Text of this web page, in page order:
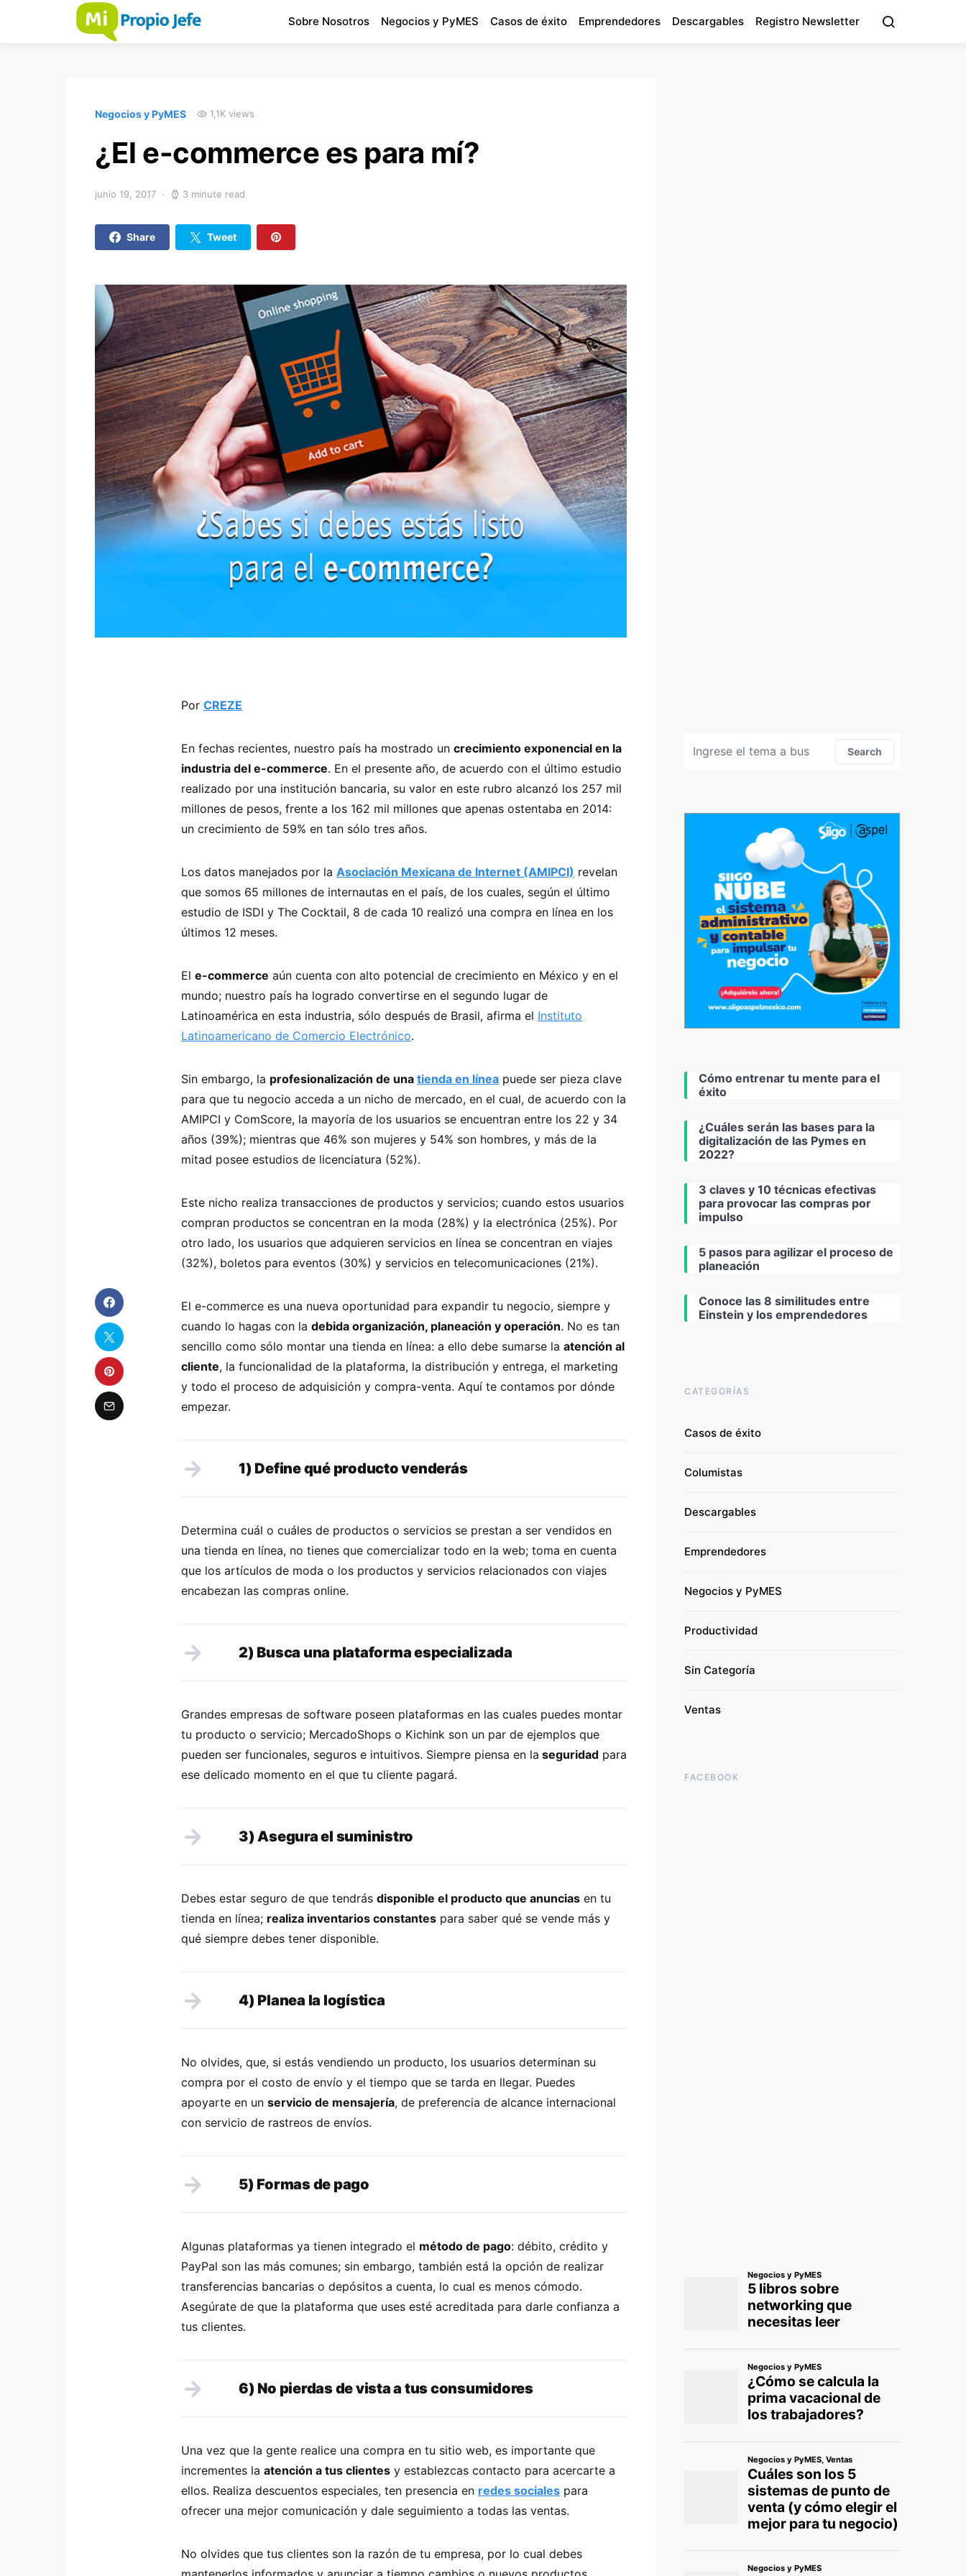
Sobre Nosotros Negocios y PyMES Casos de éxito Emprendedores Descargables Registro Newsletter
Negocios y PyMES 1,1K views
¿El e-commerce es para mí?
junio 19, 2017 3 minute read
Share Tweet
Por CREZE
En fechas recientes, nuestro país ha mostrado un crecimiento exponencial en la
industria del e-commerce. En el presente año, de acuerdo con el último estudio
realizado por una institución bancaria, su valor en este rubro alcanzó los 257 mil
millones de pesos, frente a los 162 mil millones que apenas ostentaba en 2014:
un crecimiento de 59% en tan sólo tres años.
Los datos manejados por la Asociación Mexicana de Internet (AMIPCI) revelan
que somos 65 millones de internautas en el país, de los cuales, según el último
estudio de ISDI y The Cocktail, 8 de cada 10 realizó una compra en línea en los
últimos 12 meses.
El e-commerce aún cuenta con alto potencial de crecimiento en México y en el
mundo; nuestro país ha logrado convertirse en el segundo lugar de
Latinoamérica en esta industria, sólo después de Brasil, afirma el Instituto
Latinoamericano de Comercio Electrónico.
Sin embargo, la profesionalización de una tienda en línea puede ser pieza clave
para que tu negocio acceda a un nicho de mercado, en el cual, de acuerdo con la
AMIPCI y ComScore, la mayoría de los usuarios se encuentran entre los 22 y 34
años (39%); mientras que 46% son mujeres y 54% son hombres, y más de la
mitad posee estudios de licenciatura (52%).
Este nicho realiza transacciones de productos y servicios; cuando estos usuarios
compran productos se concentran en la moda (28%) y la electrónica (25%). Por
otro lado, los usuarios que adquieren servicios en línea se concentran en viajes
(32%), boletos para eventos (30%) y servicios en telecomunicaciones (21%).
El e-commerce es una nueva oportunidad para expandir tu negocio, siempre y
cuando lo hagas con la debida organización, planeación y operación. No es tan
sencillo como sólo montar una tienda en línea: a ello debe sumarse la atención al
cliente, la funcionalidad de la plataforma, la distribución y entrega, el marketing
y todo el proceso de adquisición y compra-venta. Aquí te contamos por dónde
empezar.
1) Define qué producto venderás
Determina cuál o cuáles de productos o servicios se prestan a ser vendidos en
una tienda en línea, no tienes que comercializar todo en la web; toma en cuenta
que los artículos de moda o los productos y servicios relacionados con viajes
encabezan las compras online.
2) Busca una plataforma especializada
Grandes empresas de software poseen plataformas en las cuales puedes montar
tu producto o servicio; MercadoShops o Kichink son un par de ejemplos que
pueden ser funcionales, seguros e intuitivos. Siempre piensa en la seguridad para
ese delicado momento en el que tu cliente pagará.
3) Asegura el suministro
Debes estar seguro de que tendrás disponible el producto que anuncias en tu
tienda en línea; realiza inventarios constantes para saber qué se vende más y
qué siempre debes tener disponible.
4) Planea la logística
No olvides, que, si estás vendiendo un producto, los usuarios determinan su
compra por el costo de envío y el tiempo que se tarda en llegar. Puedes
apoyarte en un servicio de mensajería, de preferencia de alcance internacional
con servicio de rastreos de envíos.
5) Formas de pago
Algunas plataformas ya tienen integrado el método de pago: débito, crédito y
PayPal son las más comunes; sin embargo, también está la opción de realizar
transferencias bancarias o depósitos a cuenta, lo cual es menos cómodo.
Asegúrate de que la plataforma que uses esté acreditada para darle confianza a
tus clientes.
6) No pierdas de vista a tus consumidores
Una vez que la gente realice una compra en tu sitio web, es importante que
incrementes la atención a tus clientes y establezcas contacto para acercarte a
ellos. Realiza descuentos especiales, ten presencia en redes sociales para
ofrecer una mejor comunicación y dale seguimiento a todas las ventas.
No olvides que tus clientes son la razón de tu empresa, por lo cual debes
Search
Cómo entrenar tu mente para el
éxito
¿Cuáles serán las bases para la
digitalización de las Pymes en
2022?
3 claves y 10 técnicas efectivas
para provocar las compras por
impulso
5 pasos para agilizar el proceso de
planeación
Conoce las 8 similitudes entre
Einstein y los emprendedores
CATEGORÍAS
Casos de éxito
Columistas
Descargables
Emprendedores
Negocios y PyMES
Productividad
Sin Categoría
Ventas
FACEBOOK